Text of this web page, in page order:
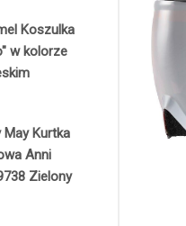
Koszulka
w kolorze
May Kurtka
Anni
Zielony